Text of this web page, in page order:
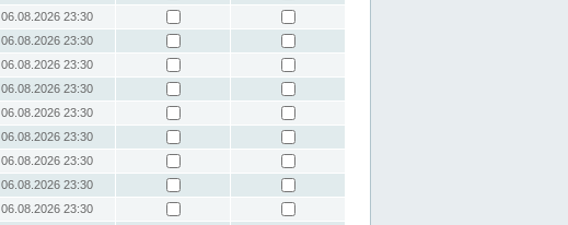
06.08.2026 23:30
06.08.2026 23:30
06.08.2026 23:30
06.08.2026 23:30
06.08.2026 23:30
06.08.2026 23:30
06.08.2026 23:30
06.08.2026 23:30
06.08.2026 23:30